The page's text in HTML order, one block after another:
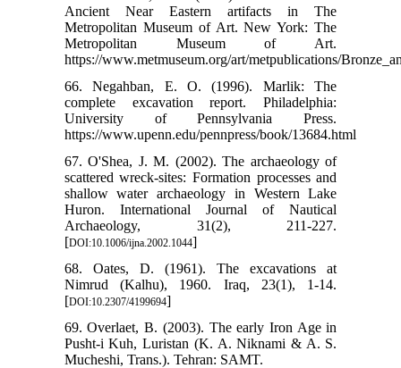
Ancient Near Eastern artifacts in The
Metropolitan Museum of Art. New York: The
Metropolitan Museum of Art.
https://www.metmuseum.org/art/metpublications/
66. Negahban, E. O. (1996). Marlik: The
complete excavation report. Philadelphia:
University of Pennsylvania Press.
https://www.upenn.edu/pennpress/book/13684.html
67. O'Shea, J. M. (2002). The archaeology of
scattered wreck-sites: Formation processes and
shallow water archaeology in Western Lake
Huron. International Journal of Nautical
Archaeology, 31(2), 211-227.
[DOI:10.1006/ijna.2002.1044]
68. Oates, D. (1961). The excavations at
Nimrud (Kalhu), 1960. Iraq, 23(1), 1-14.
[DOI:10.2307/4199694]
69. Overlaet, B. (2003). The early Iron Age in
Pusht-i Kuh, Luristan (K. A. Niknami & A. S.
Mucheshi, Trans.). Tehran: SAMT.